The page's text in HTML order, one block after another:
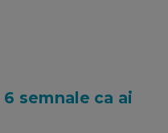
6 semnale ca ai